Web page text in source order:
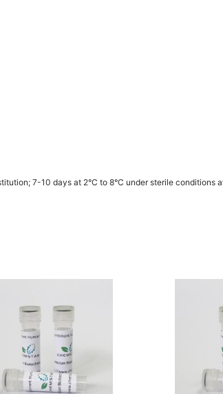
7-10 days at 2°C to 8°C under sterile conditions